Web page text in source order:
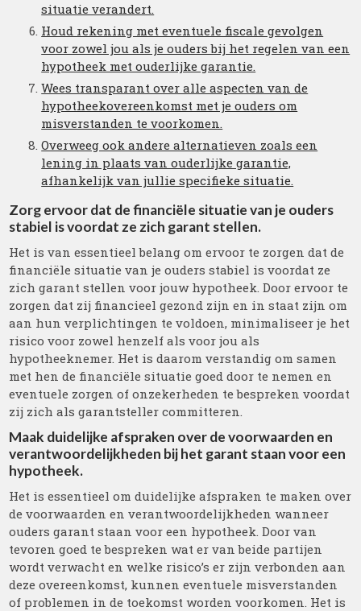
situatie verandert.
Houd rekening met eventuele fiscale gevolgen
voor zowel jou als je ouders bij het regelen van een
hypotheek met ouderlijke garantie.
Wees transparant over alle aspecten van de
hypotheekovereenkomst met je ouders om
misverstanden te voorkomen.
Overweeg ook andere alternatieven zoals een
lening in plaats van ouderlijke garantie,
afhankelijk van jullie specifieke situatie.
Zorg ervoor dat de financiële situatie van je ouders
stabiel is voordat ze zich garant stellen.
Het is van essentieel belang om ervoor te zorgen dat de
financiële situatie van je ouders stabiel is voordat ze
zich garant stellen voor jouw hypotheek. Door ervoor te
zorgen dat zij financieel gezond zijn en in staat zijn om
aan hun verplichtingen te voldoen, minimaliseer je het
risico voor zowel henzelf als voor jou als
hypotheeknemer. Het is daarom verstandig om samen
met hen de financiële situatie goed door te nemen en
eventuele zorgen of onzekerheden te bespreken voordat
zij zich als garantsteller committeren.
Maak duidelijke afspraken over de voorwaarden en
verantwoordelijkheden bij het garant staan voor een
hypotheek.
Het is essentieel om duidelijke afspraken te maken over
de voorwaarden en verantwoordelijkheden wanneer
ouders garant staan voor een hypotheek. Door van
tevoren goed te bespreken wat er van beide partijen
wordt verwacht en welke risico’s er zijn verbonden aan
deze overeenkomst, kunnen eventuele misverstanden
of problemen in de toekomst worden voorkomen. Het is